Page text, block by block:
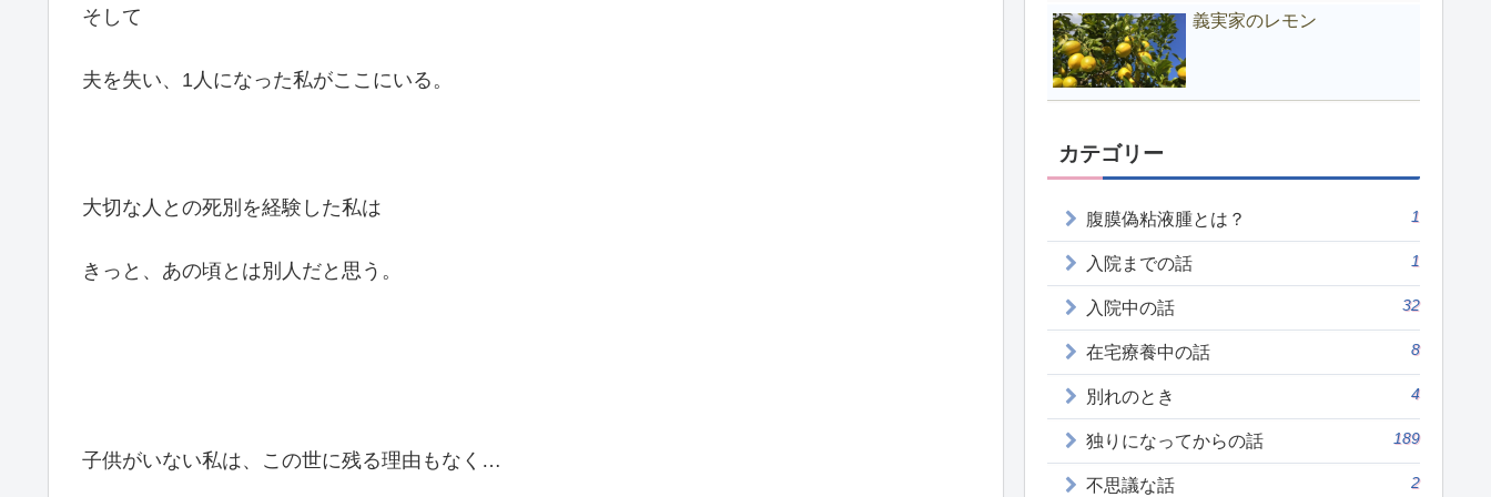
そして
夫を失い、1人になった私がここにいる。
大切な人との死別を経験した私は
きっと、あの頃とは別人だと思う。
子供がいない私は、この世に残る理由もなく…
義実家のレモン
カテゴリー
腹膜偽粘液腫とは？ 1
入院までの話 1
入院中の話 32
在宅療養中の話 8
別れのとき 4
独りになってからの話 189
不思議な話 2